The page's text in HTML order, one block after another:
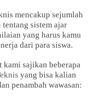
mencakup sejumlah
tentang sistem ajar
yang harus kamu
dari para siswa.
kami sajikan beberapa
yang bisa kalian
penambah wawasan: